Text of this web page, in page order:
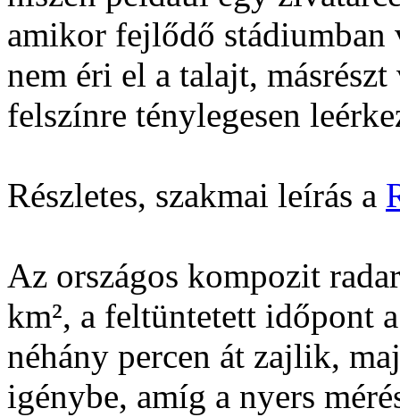
amikor fejlődő stádiumban
nem éri el a talajt,
felszínre ténylegesen
Részletes, szakmai leírás a
Az országos kompozit
km², a feltüntetett időpont
néhány percen át zajlik,
igénybe, amíg a nyers